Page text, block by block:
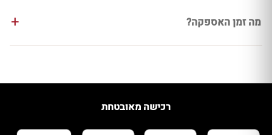
מה זמן האספקה?
רכישה מאובטחת